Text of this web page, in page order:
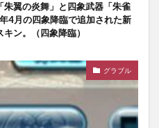
朱翼の炎舞」と四象武器「朱雀
4月の四象降臨で追加された新
ン。（四象降臨）
グラブル